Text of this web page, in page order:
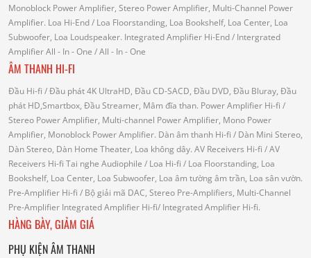
Monoblock Power Amplifier, Stereo Power Amplifier, Multi-Channel Power
Amplifier. Loa Hi-End/ Loa Floorstanding, Loa Bookshelf, Loa Center, Loa
Subwoofer, Loa Loudspeaker. Integrated Amplifier Hi-End/ Intergrated
AmplifierAll - In - One / All - In - One
ÂM THANH HI-FI
Đầu Hi-fi / Đầu phát 4K UltraHD, Đầu CD-SACD, Đầu DVD, Đầu Bluray, Đầu
phát HD,Smartbox, Đầu Streamer, Mâm đĩa than. Power Amplifier Hi-fi /
Stereo Power Amplifier, Multi-channel Power Amplifier, Mono Power
Amplifier, Monoblock Power Amplifier. Dàn âm thanh Hi-fi / Dàn Mini Stereo,
Dàn Stereo, Dàn Home Theater, Loa không dây. AV Receivers Hi-fi / AV
Receivers Hi-fi Tai nghe Audiophile / Loa Hi-fi / Loa Floorstanding, Loa
Bookshelf, Loa Center, Loa Subwoofer, Loa âm tường âm trần, Loa sân vườn.
Pre-Amplifier Hi-fi / Bộ giải mã DAC, Stereo Pre-Amplifiers, Multi-Channel
Pre-Amplifier Integrated Amplifier Hi-fi/ Integrated Amplifier Hi-fi.
HÀNG BÀY, GIẢM GIÁ
PHỤ KIỆN ÂM THANH